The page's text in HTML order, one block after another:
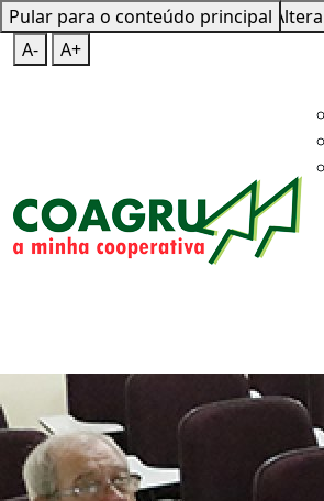
Pular para o conteúdo principal
Mapa do SiteTeclas de Atalho
A-
A+